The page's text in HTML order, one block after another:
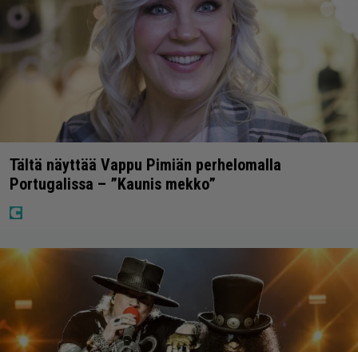
Tältä näyttää Vappu Pimiän perhelomalla
Portugalissa – ”Kaunis mekko”